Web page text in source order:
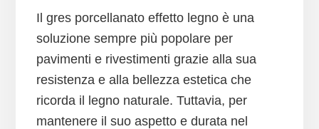
Il gres porcellanato effetto legno è una
soluzione sempre più popolare per
pavimenti e rivestimenti grazie alla sua
resistenza e alla bellezza estetica che
ricorda il legno naturale. Tuttavia, per
mantenere il suo aspetto e durata nel